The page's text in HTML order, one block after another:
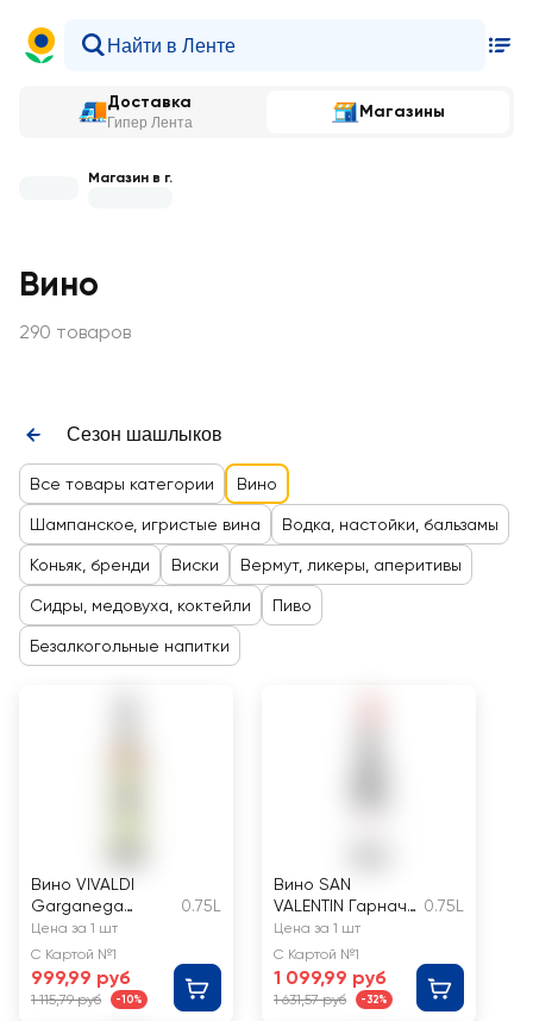
Доставка
Гипер Лента
Магазины
Магазин в г.
Вино
290 товаров
Сезон шашлыков
Все товары категории Вино
Шампанское, игристые вина Водка, настойки, бальзамы
Коньяк, бренди Виски Вермут, ликеры, аперитивы
Сидры, медовуха, коктейли Пиво
Безалкогольные напитки
Вино VIVALDI
Garganega
Veneto сортовое
ординарное
белое полусухое
0.75L
Цена за 1 шт
С Картой №1
999,99 руб
1 115,79 руб -10%
Вино SAN
VALENTIN Гарнача
сортовое
ординарное
красное сухое
0.75L
Цена за 1 шт
С Картой №1
1 099,99 руб
1 631,57 руб -32%